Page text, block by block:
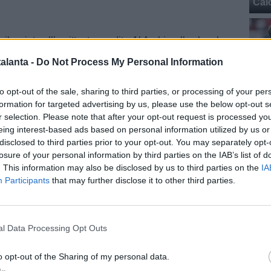
- Do Not Process My Personal Information
opt-out of the sale, sharing to third parties, or processing of your
for targeted advertising by us, please use the below opt-out
selection. Please note that after your opt-out request is processed
interest-based ads based on personal information utilized by us
to third parties prior to your opt-out. You may separately
of your personal information by third parties on the IAB’s list of
This information may also be disclosed by us to third parties on the
Participants that may further disclose it to other third parties.
Data Processing Opt Outs
opt-out of the Sharing of my personal data.
rilasciata all’emittente sauditaAl Arabiya, l’ex bomber
il titolo di capocannoniere in Serie A, lasciando
diversi club che si sono interessati,ma le trattative
a buon fine e l’Al Qadsiah mi ha voluto
” ha raccontato l’attaccante argentino naturalizzato
in Arabia Saudita dalla Dea per circa 68,5 milioni di
Tweet